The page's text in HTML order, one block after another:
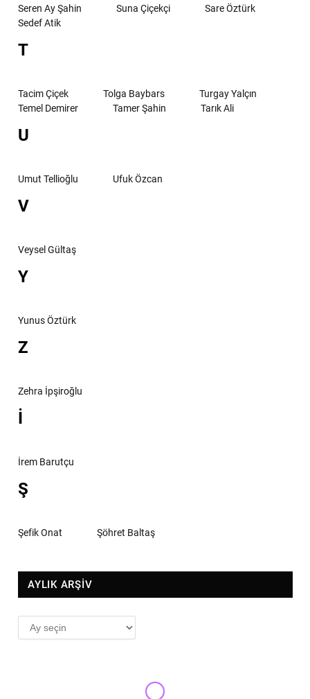
Seren Ay Şahin
Suna Çiçekçi
Sare Öztürk
Sedef Atik
T
Tacim Çiçek Tolga Baybars
Turgay Yalçın
Temel Demirer
Tamer Şahin Tarık Ali
U
Umut Tellioğlu Ufuk Özcan
V
Veysel Gültaş
Y
Yunus Öztürk
Z
Zehra İpşiroğlu
İ
İrem Barutçu
Ş
Şefik Onat Şöhret Baltaş
AYLIK ARŞİV
AYLIK
ARŞİV